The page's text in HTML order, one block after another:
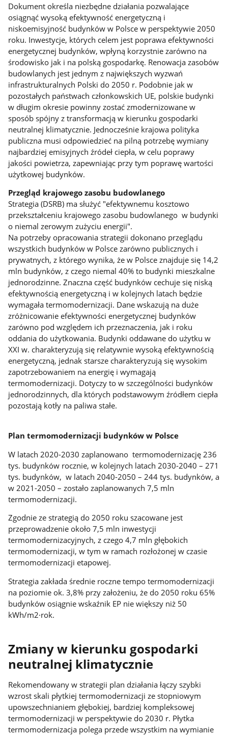
Dokument określa niezbędne działania pozwalające
osiągnąć wysoką efektywność energetyczną i
niskoemisyjność budynków w Polsce w perspektywie 2050
roku. Inwestycje, których celem jest poprawa efektywności
energetycznej budynków, wpłyną korzystnie zarówno na
środowisko jak i na polską gospodarkę. Renowacja zasobów
budowlanych jest jednym z największych wyzwań
infrastrukturalnych Polski do 2050 r. Podobnie jak w
pozostałych państwach członkowskich UE, polskie budynki
w długim okresie powinny zostać zmodernizowane w
sposób spójny z transformacją w kierunku gospodarki
neutralnej klimatycznie. Jednocześnie krajowa polityka
publiczna musi odpowiedzieć na pilną potrzebę wymiany
najbardziej emisyjnych źródeł ciepła, w celu poprawy
jakości powietrza, zapewniając przy tym poprawę wartości
użytkowej budynków.
Przegląd krajowego zasobu budowlanego
Strategia (DSRB) ma służyć "efektywnemu kosztowo
przekształceniu krajowego zasobu budowlanego w budynki
o niemal zerowym zużyciu energii".
Na potrzeby opracowania strategii dokonano przeglądu
wszystkich budynków w Polsce zarówno publicznych i
prywatnych, z którego wynika, że w Polsce znajduje się 14,2
mln budynków, z czego niemal 40% to budynki mieszkalne
jednorodzinne. Znaczna część budynków cechuje się niską
efektywnością energetyczną i w kolejnych latach będzie
wymagała termomodernizacji. Dane wskazują na duże
zróżnicowanie efektywności energetycznej budynków
zarówno pod względem ich przeznaczenia, jak i roku
oddania do użytkowania. Budynki oddawane do użytku w
XXI w. charakteryzują się relatywnie wysoką efektywnością
energetyczną, jednak starsze charakteryzują się wysokim
zapotrzebowaniem na energię i wymagają
termomodernizacji. Dotyczy to w szczególności budynków
jednorodzinnych, dla których podstawowym źródłem ciepła
pozostają kotły na paliwa stałe.
Plan termomodernizacji budynków w Polsce
W latach 2020-2030 zaplanowano termomodernizację 236
tys. budynków rocznie, w kolejnych latach 2030-2040 – 271
tys. budynków, w latach 2040-2050 – 244 tys. budynków, a
w 2021-2050 – zostało zaplanowanych 7,5 mln
termomodernizacji.
Zgodnie ze strategią do 2050 roku szacowane jest
przeprowadzenie około 7,5 mln inwestycji
termomodernizacyjnych, z czego 4,7 mln głębokich
termomodernizacji, w tym w ramach rozłożonej w czasie
termomodernizacji etapowej.
Strategia zakłada średnie roczne tempo termomodernizacji
na poziomie ok. 3,8% przy założeniu, że do 2050 roku 65%
budynków osiągnie wskaźnik EP nie większy niż 50
kWh/m2·rok.
Zmiany w kierunku gospodarki
neutralnej klimatycznie
Rekomendowany w strategii plan działania łączy szybki
wzrost skali płytkiej termomodernizacji ze stopniowym
upowszechnianiem głębokiej, bardziej kompleksowej
termomodernizacji w perspektywie do 2030 r. Płytka
termomodernizacja polega przede wszystkim na wymianie